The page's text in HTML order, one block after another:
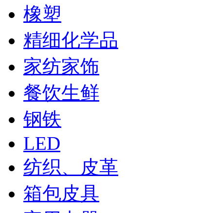
橡塑
精细化学品
家纺家饰
餐饮生鲜
钢铁
LED
纺织、皮革
箱包皮具